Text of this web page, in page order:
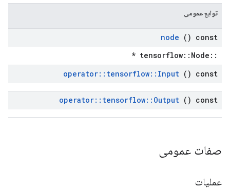
توابع عمومی
node () const
::tensorflow::Node *
operator:: tensorflow:: Input () const
operator:: tensorflow:: Output () const
صفات عمومی
عملیات